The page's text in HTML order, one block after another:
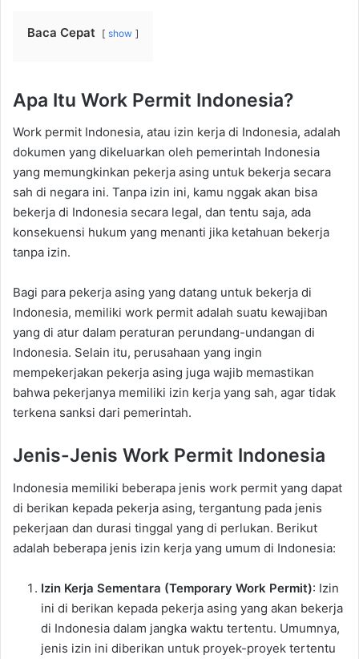
Baca Cepat show
Apa Itu Work Permit Indonesia?
Work permit Indonesia, atau izin kerja di Indonesia, adalah
dokumen yang dikeluarkan oleh pemerintah Indonesia
yang memungkinkan pekerja asing untuk bekerja secara
sah di negara ini. Tanpa izin ini, kamu nggak akan bisa
bekerja di Indonesia secara legal, dan tentu saja, ada
konsekuensi hukum yang menanti jika ketahuan bekerja
tanpa izin.
Bagi para pekerja asing yang datang untuk bekerja di
Indonesia, memiliki work permit adalah suatu kewajiban
yang di atur dalam peraturan perundang-undangan di
Indonesia. Selain itu, perusahaan yang ingin
mempekerjakan pekerja asing juga wajib memastikan
bahwa pekerjanya memiliki izin kerja yang sah, agar tidak
terkena sanksi dari pemerintah.
Jenis-Jenis Work Permit Indonesia
Indonesia memiliki beberapa jenis work permit yang dapat
di berikan kepada pekerja asing, tergantung pada jenis
pekerjaan dan durasi tinggal yang di perlukan. Berikut
adalah beberapa jenis izin kerja yang umum di Indonesia:
Izin Kerja Sementara (Temporary Work Permit): Izin
ini di berikan kepada pekerja asing yang akan bekerja
di Indonesia dalam jangka waktu tertentu. Umumnya,
jenis izin ini diberikan untuk proyek-proyek tertentu